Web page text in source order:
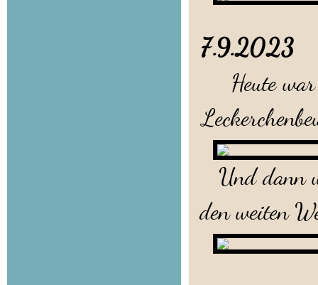
Heute war
Und dann
den weiten